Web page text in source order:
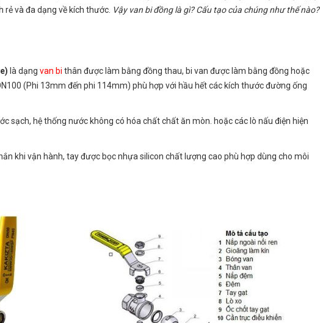
rẻ và đa dạng về kích thước. Vậy van bi đồng là gì? Cấu tạo của chúng như thế nào?
là dạng van bi thân được làm bằng đồng thau, bi van được làm bằng đồng hoặc
(Phi 13mm đến phi 114mm) phù hợp với hầu hết các kích thước đường ống
sạch, hệ thống nước không có hóa chất chất ăn mòn. hoặc các lò nấu điện hiện
khi vận hành, tay được bọc nhựa silicon chất lượng cao phù hợp dùng cho môi